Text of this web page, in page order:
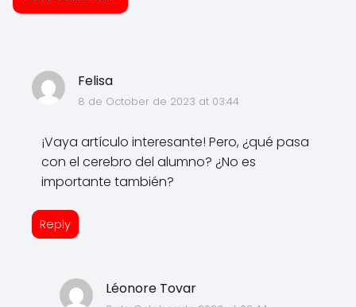
Felisa
8 de October de 2023 at 03:44
¡Vaya artículo interesante! Pero, ¿qué pasa
con el cerebro del alumno? ¿No es
importante también?
Reply
Léonore Tovar